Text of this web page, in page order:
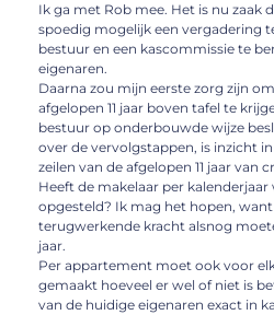
Ik ga met Rob mee. Het is nu zaak
spoedig mogelijk een vergadering
bestuur en een kascommissie te
eigenaren.
Daarna zou mijn eerste zorg zijn
afgelopen 11 jaar boven tafel te
bestuur op onderbouwde wijze
over de vervolgstappen, is inzicht
zeilen van de afgelopen 11 jaar van
Heeft de makelaar per kalenderjaar
opgesteld? Ik mag het hopen,
terugwerkende kracht alsnog
jaar.
Per appartement moet ook voor
gemaakt hoeveel er wel of niet is
van de huidige eigenaren exact in